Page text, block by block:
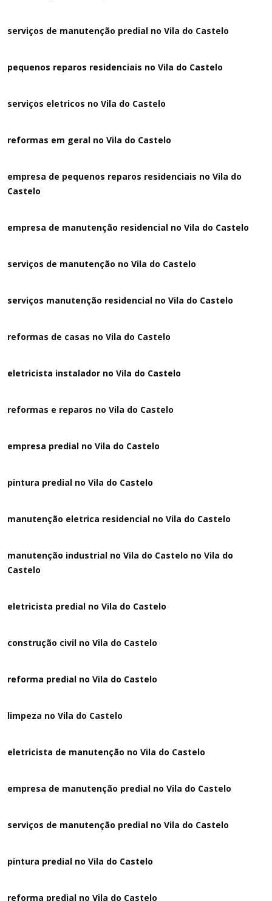
serviços de manutenção predial no Vila do Castelo
pequenos reparos residenciais no Vila do Castelo
serviços eletricos no Vila do Castelo
reformas em geral no Vila do Castelo
empresa de pequenos reparos residenciais no Vila do
Castelo
empresa de manutenção residencial no Vila do Castelo
serviços de manutenção no Vila do Castelo
serviços manutenção residencial no Vila do Castelo
reformas de casas no Vila do Castelo
eletricista instalador no Vila do Castelo
reformas e reparos no Vila do Castelo
empresa predial no Vila do Castelo
pintura predial no Vila do Castelo
manutenção eletrica residencial no Vila do Castelo
manutenção industrial no Vila do Castelo no Vila do
Castelo
eletricista predial no Vila do Castelo
construção civil no Vila do Castelo
reforma predial no Vila do Castelo
limpeza no Vila do Castelo
eletricista de manutenção no Vila do Castelo
empresa de manutenção predial no Vila do Castelo
serviços de manutenção predial no Vila do Castelo
pintura predial no Vila do Castelo
reforma predial no Vila do Castelo